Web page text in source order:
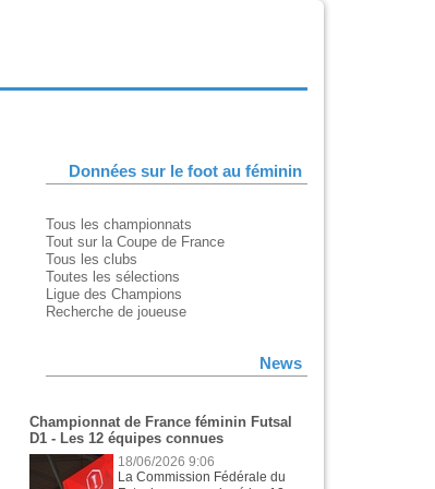
Données sur le foot au féminin
Tous les championnats
Tout sur la Coupe de France
Tous les clubs
Toutes les sélections
Ligue des Champions
Recherche de joueuse
News
Championnat de France féminin Futsal
D1 - Les 12 équipes connues
18/06/2026 9:06
La Commission Fédérale du